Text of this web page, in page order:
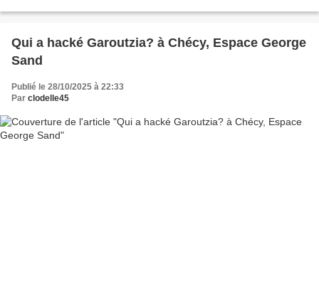
Qui a hacké Garoutzia? à Chécy, Espace George
Sand
Publié le 28/10/2025 à 22:33
Par clodelle45